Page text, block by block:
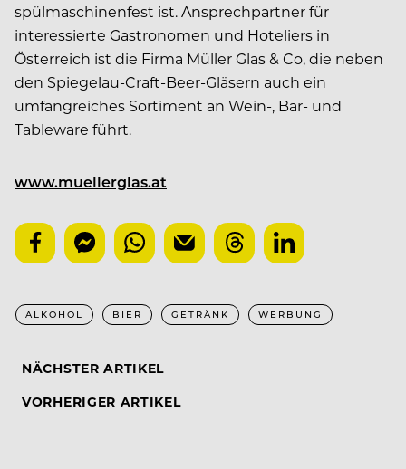
spülmaschinenfest ist. Ansprechpartner für
interessierte Gastronomen und Hoteliers in
Österreich ist die Firma Müller Glas & Co, die neben
den Spiegelau-Craft-Beer-Gläsern auch ein
umfangreiches Sortiment an Wein-, Bar- und
Tableware führt.
www.muellerglas.at
ALKOHOL BIER GETRÄNK WERBUNG
NÄCHSTER ARTIKEL
VORHERIGER ARTIKEL